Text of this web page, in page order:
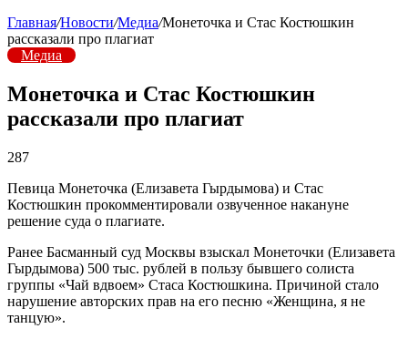
Главная/Новости/Медиа/Монеточка и Стас Костюшкин
рассказали про плагиат
Медиа
Монеточка и Стас Костюшкин
рассказали про плагиат
287
Певица Монеточка (Елизавета Гырдымова) и Стас
Костюшкин прокомментировали озвученное накануне
решение суда о плагиате.
Ранее Басманный суд Москвы взыскал Монеточки (Елизавета
Гырдымова) 500 тыс. рублей в пользу бывшего солиста
группы «Чай вдвоем» Стаса Костюшкина. Причиной стало
нарушение авторских прав на его песню «Женщина, я не
танцую».